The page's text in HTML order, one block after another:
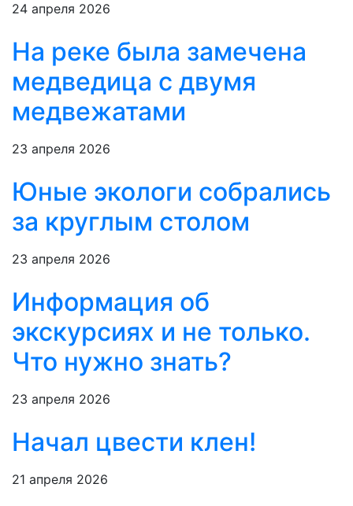
24 апреля 2026
На реке была замечена
медведица с двумя
медвежатами
23 апреля 2026
Юные экологи собрались
за круглым столом
23 апреля 2026
Информация об
экскурсиях и не только.
Что нужно знать?
23 апреля 2026
Начал цвести клен!
21 апреля 2026